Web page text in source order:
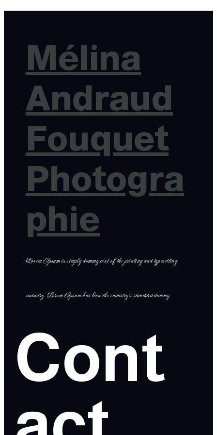
Mélina
Andraud
Fouquet
Photogra
phie
Lorem Ipsum is simply dummy text of the printing and typesetting
industry. Lorem Ipsum has been the industry’s standard dummy
Cont